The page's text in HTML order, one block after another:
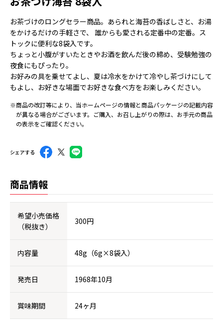
お茶づけのロングセラー商品。あられと海苔の香ばしさと、お湯
をかけるだけの手軽さで、 誰からも愛される定番中の定番。ス
トックに便利な8袋入です。
ちょっと小腹がすいたときやお酒を飲んだ後の締め、受験勉強の
夜食にもぴったり。
お好みの具を乗せてよし、夏は冷水をかけて冷やし茶づけにして
もよし、お好きな場面でお好きな食べ方をお楽しみください。
※商品の改訂等により、当ホームページの情報と商品パッケージの記載内容
が異なる場合がございます。ご購入、お召し上がりの際は、お手元の商品
の表示をご確認ください。
シェアする
商品情報
希望小売価格
（税抜き）
300円
内容量 48g（6g×8袋入）
発売日 1968年10月
賞味期間 24ヶ月